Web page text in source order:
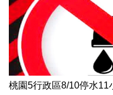
桃園5行政區8/10停水